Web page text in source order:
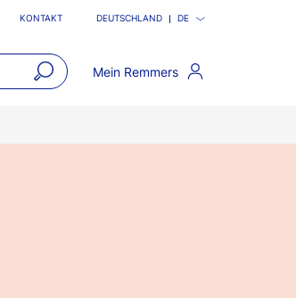
KONTAKT DEUTSCHLAND DE
Mein Remmers